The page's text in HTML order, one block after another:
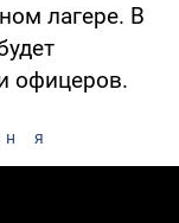
лагере. В
офицеров.